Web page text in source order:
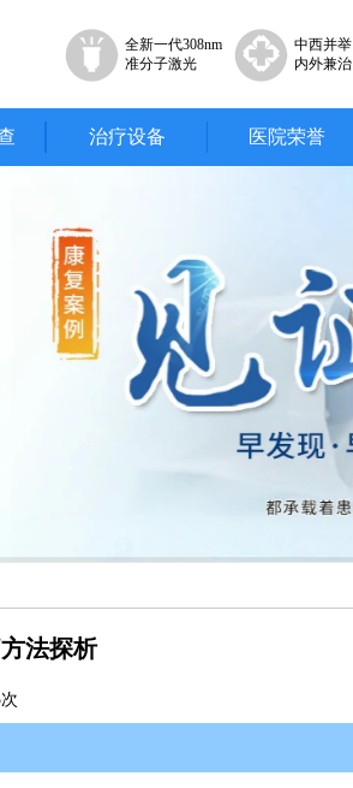
全新一代308nm
准分子激光
中西并举
内外兼治
治疗设备 医院荣誉
法探析